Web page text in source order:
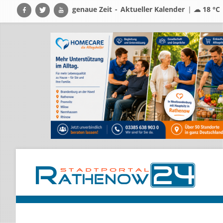
genaue Zeit - Aktueller Kalender | ☁ 18 °C